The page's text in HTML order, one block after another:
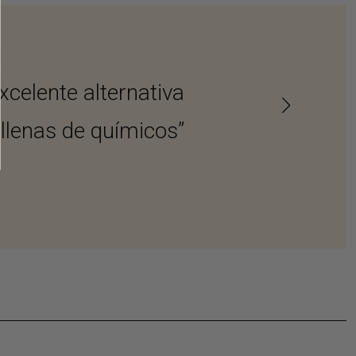
alternativa
de químicos”
“...marca